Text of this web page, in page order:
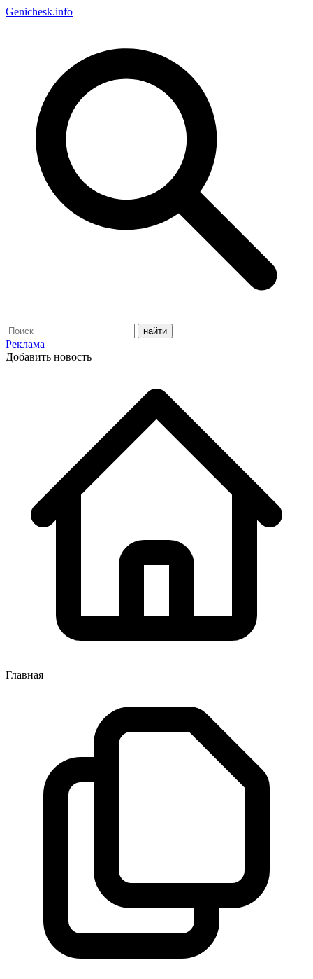
Genichesk.info
Реклама
Добавить новость
Главная